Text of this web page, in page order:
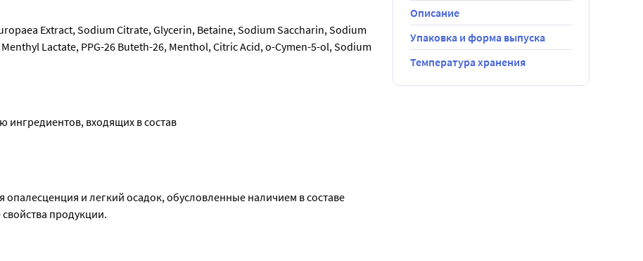
Extract, Sodium Citrate, Glycerin, Betaine, Sodium Saccharin, Sodium
Lactate, PPG-26 Buteth-26, Menthol, Citric Acid, o-Cymen-5-ol, Sodium
входящих в состав
опалесценция и легкий осадок, обусловленные наличием в составе
продукции.
Описание
Упаковка и форма выпуска
Температура хранения